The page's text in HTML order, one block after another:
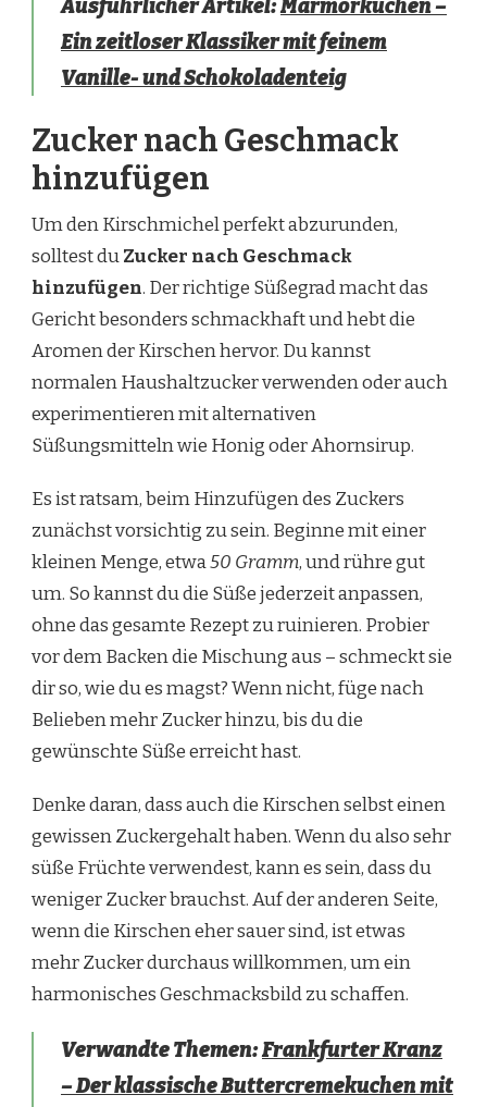
Ausführlicher Artikel:Marmorkuchen –
Ein zeitloser Klassiker mit feinem
Vanille- und Schokoladenteig
Zucker nach Geschmack
hinzufügen
Um den Kirschmichel perfekt abzurunden,
solltest duZucker nach Geschmack
hinzufügen. Der richtige Süßegrad macht das
Gericht besonders schmackhaft und hebt die
Aromen der Kirschen hervor. Du kannst
normalen Haushaltzucker verwenden oder auch
experimentieren mit alternativen
Süßungsmitteln wie Honig oder Ahornsirup.
Es ist ratsam, beim Hinzufügen des Zuckers
zunächst vorsichtig zu sein. Beginne mit einer
kleinen Menge, etwa50 Gramm, und rühre gut
um. So kannst du die Süße jederzeit anpassen,
ohne das gesamte Rezept zu ruinieren. Probier
vor dem Backen die Mischung aus – schmeckt sie
dir so, wie du es magst? Wenn nicht, füge nach
Belieben mehr Zucker hinzu, bis du die
gewünschte Süße erreicht hast.
Denke daran, dass auch die Kirschen selbst einen
gewissen Zuckergehalt haben. Wenn du also sehr
süße Früchte verwendest, kann es sein, dass du
weniger Zucker brauchst. Auf der anderen Seite,
wenn die Kirschen eher sauer sind, ist etwas
mehr Zucker durchaus willkommen, um ein
harmonisches Geschmacksbild zu schaffen.
Verwandte Themen:Frankfurter Kranz
– Der klassische Buttercremekuchen mit